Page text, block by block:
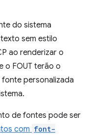
do sistema
sem estilo
ao renderizar o
o FOUT terão o
personalizada
de fontes pode ser
com font-